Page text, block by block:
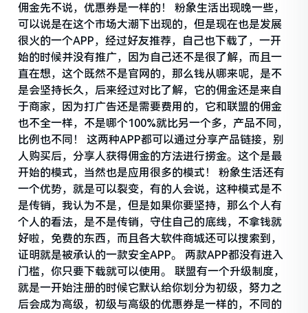
佣金先不说，优惠券是一样的！ 粉象生活出现晚一些，
可以说是在这个市场大潮下出现的，但是现在也是发展
很火的一个APP，经过好友推荐，自己也下载了，一开
始的时候并没有推广，因为自己还不是很了解，而且一
直在想，这个既然不是官网的，那么钱从哪来呢，是不
是会坚持长久，后来经过对比了解，它的佣金还是来自
于商家，因为打广告还是需要费用的，它和联盟的佣金
也不全一样，不是哪个100%就比另一个多，产品不同，
比例也不同！ 这两种APP都可以通过分享产品链接，别
人购买后，分享人获得佣金的方法进行捞金。这个是最
开始的模式，当然也是应用很多的模式！ 粉象生活还有
一个优势，就是可以裂变，有的人会说，这种模式是不
是传销，我认为不是，但是如果你要坚持，那么个人有
个人的看法，是不是传销，守住自己的底线，不拿钱就
好啦，免费的东西，而且各大软件商城还可以搜索到，
证明就是被承认的一款安全APP。 两款APP都没有进入
门槛，你只要下载就可以使用。 联盟有一个升级制度，
就是一开始注册的时候它默认给你划分为初级，努力之
后会成为高级，初级与高级的优惠券是一样的，不同的